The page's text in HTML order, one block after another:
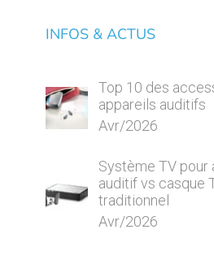
INFOS & ACTUS
Top 10 des
appareils auditifs
Avr/2026
Système TV pour
auditif vs casque
traditionnel
Avr/2026